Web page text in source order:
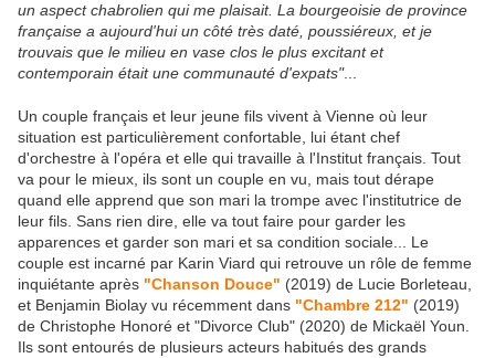
un aspect chabrolien qui me plaisait. La bourgeoisie de province
française a aujourd'hui un côté très daté, poussiéreux, et je
trouvais que le milieu en vase clos le plus excitant et
contemporain était une communauté d'expats"...
Un couple français et leur jeune fils vivent à Vienne où leur
situation est particulièrement confortable, lui étant chef
d'orchestre à l'opéra et elle qui travaille à l'Institut français. Tout
va pour le mieux, ils sont un couple en vu, mais tout dérape
quand elle apprend que son mari la trompe avec l'institutrice de
leur fils. Sans rien dire, elle va tout faire pour garder les
apparences et garder son mari et sa condition sociale... Le
couple est incarné par Karin Viard qui retrouve un rôle de femme
inquiétante après "Chanson Douce" (2019) de Lucie Borleteau,
et Benjamin Biolay vu récemment dans "Chambre 212" (2019)
de Christophe Honoré et "Divorce Club" (2020) de Mickaël Youn.
Ils sont entourés de plusieurs acteurs habitués des grands